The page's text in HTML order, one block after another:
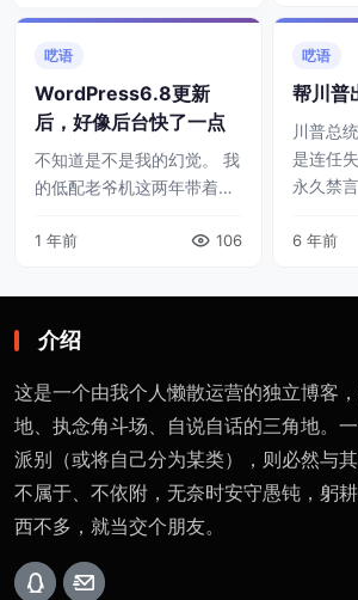
呓语
WordPress6.8更新
后，好像后台快了一点
不知道是不是我的幻觉。 我
的低配老爷机这两年带着宇
劳任怨，但是访问后台一直
到3s，再加上WordP ...
1 年前 106
呓语
帮川普
川普总
是连任
永久禁
能发推
到要自
6 年前
介绍
这是一个由我个人懒散运营的独立博客
地、执念角斗场、自说自话的三角地。
派别（或将自己分为某类），则必然与其
不属于、不依附，无奈时安守愚钝，躬
西不多，就当交个朋友。